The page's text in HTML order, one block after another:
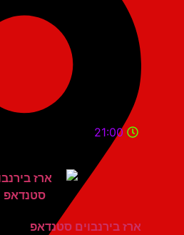
21:00
ארז בירנבוים סטנדאפ